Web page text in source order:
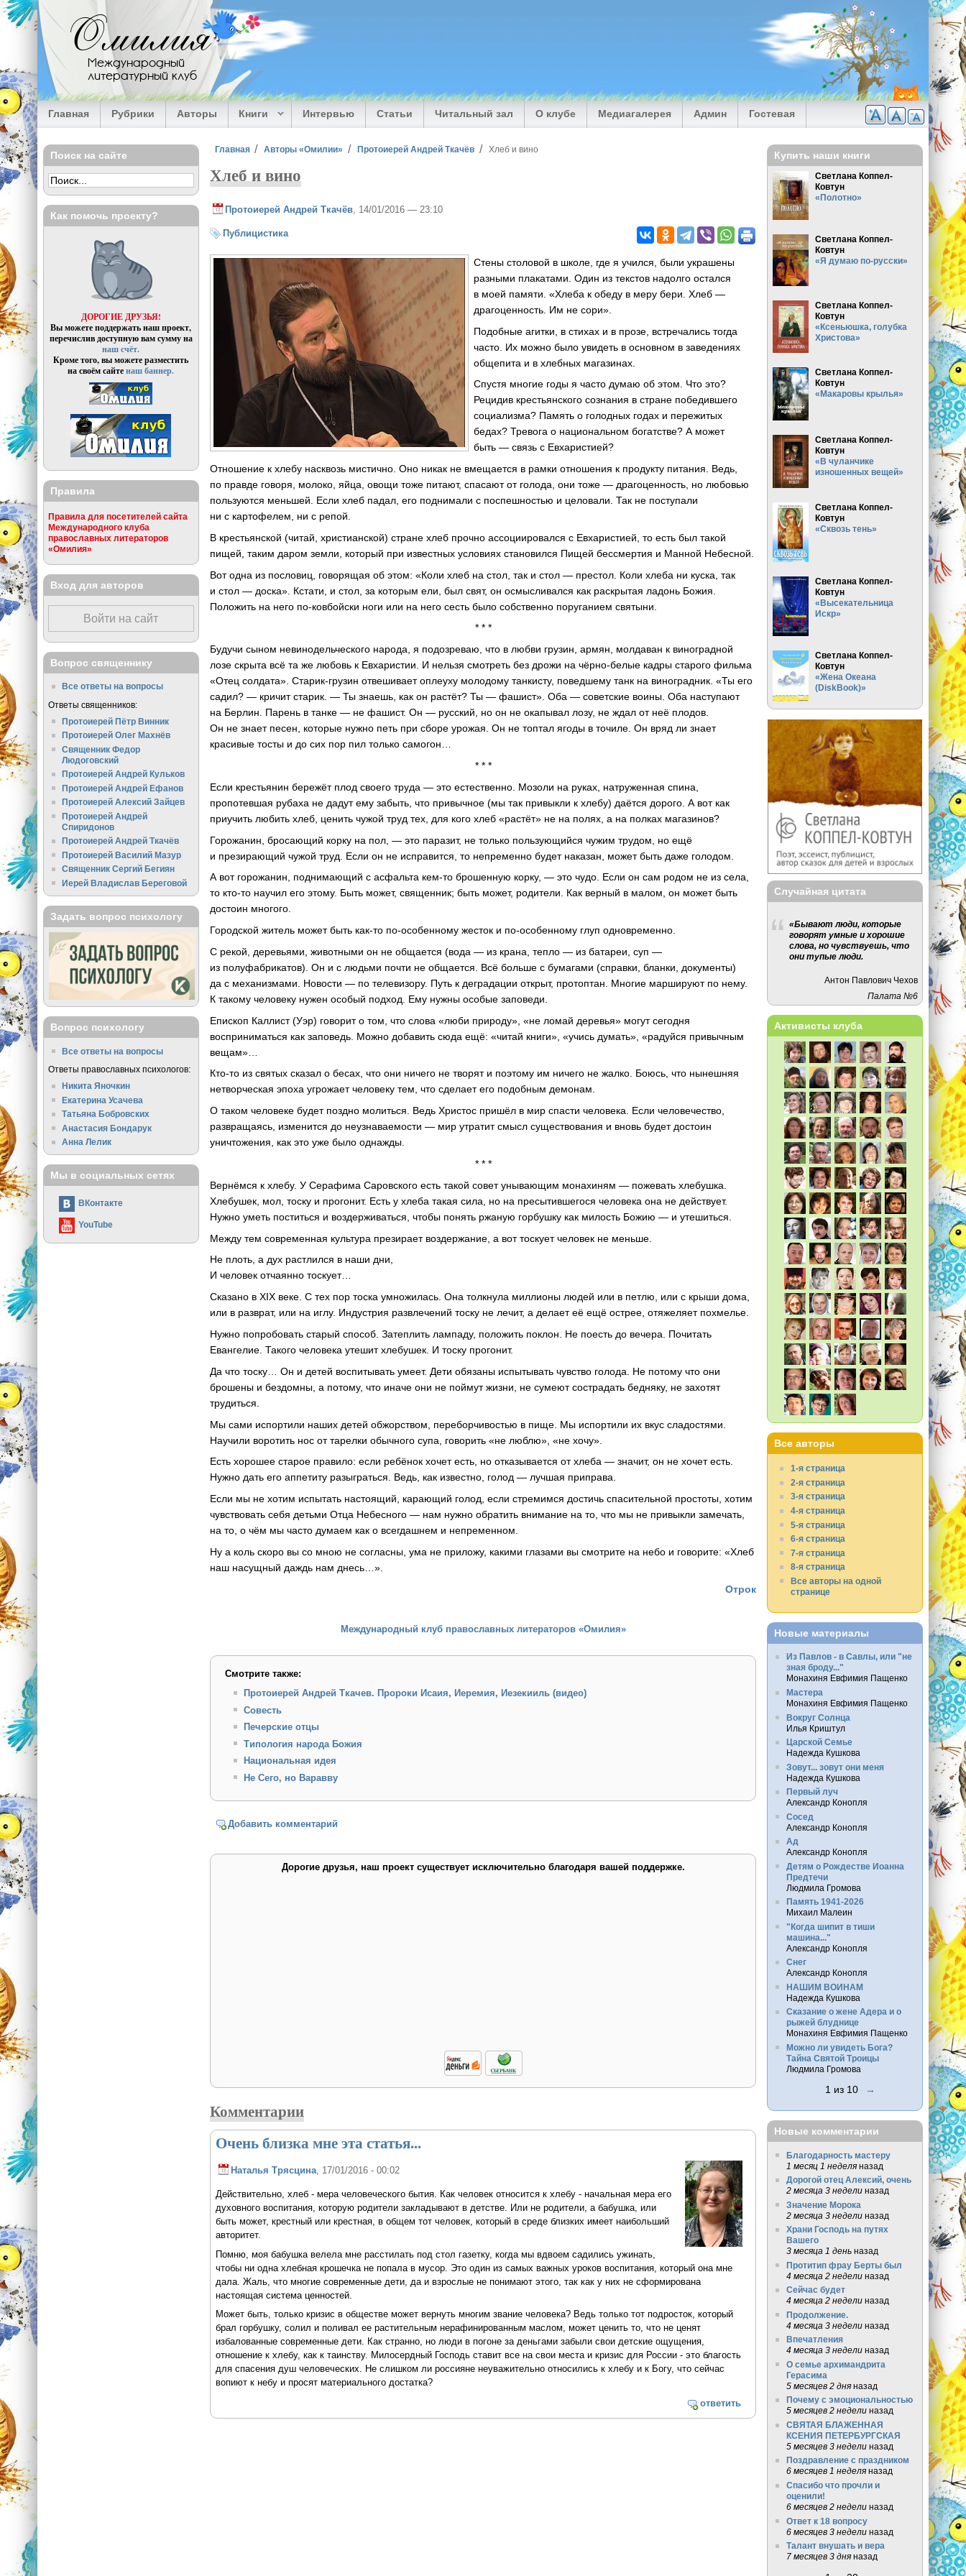
Перейти к основному содержанию
Омилия
Международный
литературный клуб
Главная Рубрики Авторы Книги Интервью Статьи Читальный зал О клубе Медиагалерея Админ Гостевая
Вы здесь
Главная Авторы «Омилии» Протоиерей Андрей Ткачёв Хлеб и вино
Хлеб и вино
Протоиерей Андрей Ткачёв , 14/01/2016 — 23:10
Публицистика
Стены столовой в школе, где я учился, были украшены
разными плакатами. Один из текстов надолго остался
в моей памяти. «Хлеба к обеду в меру бери. Хлеб —
драгоценность. Им не сори».
Подобные агитки, в стихах и в прозе, встречались тогда
часто. Их можно было увидеть в основном в заведениях
общепита и в хлебных магазинах.
Спустя многие годы я часто думаю об этом. Что это?
Рецидив крестьянского сознания в стране победившего
социализма? Память о голодных годах и пережитых
бедах? Тревога о национальном богатстве? А может
быть — связь с Евхаристией?
Отношение к хлебу насквозь мистично. Оно никак не вмещается в рамки отношения к продукту питания. Ведь,
по правде говоря, молоко, яйца, овощи тоже питают, спасают от голода, они тоже — драгоценность, но любовью
пользуются меньшей. Если хлеб падал, его поднимали с поспешностью и целовали. Так не поступали
ни с картофелем, ни с репой.
В крестьянской (читай, христианской) стране хлеб прочно ассоциировался с Евхаристией, то есть был такой
пищей, таким даром земли, который при известных условиях становился Пищей бессмертия и Манной Небесной.
Вот одна из пословиц, говорящая об этом: «Коли хлеб на стол, так и стол — престол. Коли хлеба ни куска, так
и стол — доска». Кстати, и стол, за которым ели, был свят, он осмысливался как раскрытая ладонь Божия.
Положить на него по-ковбойски ноги или на него сесть было собственно поруганием святыни.
* * *
Будучи сыном невинодельческого народа, я подозреваю, что в любви грузин, армян, молдаван к виноградной
лозе скрыта всё та же любовь к Евхаристии. И нельзя смотреть без дрожи на чёрно-белые кадры старого фильма
«Отец солдата». Старик-грузин отвешивает оплеуху молодому танкисту, поведшему танк на виноградник. «Ты его
садил? — кричит старик. — Ты знаешь, как он растёт? Ты — фашист». Оба — советские воины. Оба наступают
на Берлин. Парень в танке — не фашист. Он — русский, но он не окапывал лозу, не ждал от неё плодов.
Он не знает песен, которые нужно петь при сборе урожая. Он не топтал ягоды в точиле. Он вряд ли знает
красивые тосты и до сих пор пил только самогон…
* * *
Если крестьянин бережёт плод своего труда — это естественно. Мозоли на руках, натруженная спина,
пропотевшая рубаха не дадут ему забыть, что привычное (мы так привыкли к хлебу) даётся дорого. А вот как
приучить любить хлеб, ценить чужой труд тех, для кого хлеб «растёт» не на полях, а на полках магазинов?
Горожанин, бросающий корку на пол, — это паразит, не только пользующийся чужим трудом, но ещё
и презирающий чужой труд. Если он не исправится, то непременно будет наказан, может быть даже голодом.
А вот горожанин, поднимающий с асфальта кем-то брошенную корку, — это чудо. Если он сам родом не из села,
то кто-то научил его этому. Быть может, священник; быть может, родители. Как верный в малом, он может быть
достоин многого.
Городской житель может быть как-то по-особенному жесток и по-особенному глуп одновременно.
С рекой, деревьями, животными он не общается (вода — из крана, тепло — из батареи, суп —
из полуфабрикатов). Он и с людьми почти не общается. Всё больше с бумагами (справки, бланки, документы)
да с механизмами. Новости — по телевизору. Путь к деградации открыт, протоптан. Многие маршируют по нему.
К такому человеку нужен особый подход. Ему нужны особые заповеди.
Епископ Каллист (Уэр) говорит о том, что слова «люби природу», «не ломай деревья» могут сегодня
восприниматься как заповедь. Можно добавить сюда ещё: «читай книги», «учись думать», «радуйся привычным
вещам»…
Кто-то из святых сказал о бесах, что они ничего не творят и поэтому им ничего не жалко. Боюсь, что нынешняя
нетворческая эпоха угрожает человеку тем, что сделает его подобным демонам.
О таком человеке будет поздно молиться. Ведь Христос пришёл в мир спасти человека. Если человечество,
развращаясь, изменится до неузнаваемости — мир утратит смысл существования и вновь будет достоин
уничтожения, как это уже было однажды.
* * *
Вернёмся к хлебу. У Серафима Саровского есть такой совет унывающим монахиням — пожевать хлебушка.
Хлебушек, мол, тоску и прогонит. Есть у хлеба такая сила, но на пресытившегося человека она не действует.
Нужно уметь поститься и воздерживаться, чтобы понять ржаную горбушку как милость Божию — и утешиться.
Между тем современная культура презирает воздержание, а вот тоскует человек не меньше.
Не плоть, а дух растлился в наши дни,
И человек отчаянно тоскует…
Сказано в ХIХ веке. С тех пор тоска умножилась. Она толкнула миллионы людей или в петлю, или с крыши дома,
или в разврат, или на иглу. Индустрия развлечений тоску не лечит, а делает её ещё острее, отяжеляет похмелье.
Нужно попробовать старый способ. Затеплить лампаду, положить поклон. Не поесть до вечера. Почитать
Евангелие. Такого человека утешит хлебушек. И тоску прогонит.
Да что тоску… Он и детей воспитывать умеет. Дети обязаны испытывать чувство голода. Не потому что они
брошены и бездомны, а потому, что иначе они не поймут жизни, не сумеют сострадать бедняку, не захотят
трудиться.
Мы сами испортили наших детей обжорством, переборчивостью в пище. Мы испортили их вкус сладостями.
Научили воротить нос от тарелки обычного супа, говорить «не люблю», «не хочу».
Есть хорошее старое правило: если ребёнок хочет есть, но отказывается от хлеба — значит, он не хочет есть.
Нужно дать его аппетиту разыграться. Ведь, как известно, голод — лучшая приправа.
Если мы не хотим испытать настоящий, карающий голод, если стремимся достичь спасительной простоты, хотим
чувствовать себя детьми Отца Небесного — нам нужно обратить внимание на то, что мы не привыкли замечать,
на то, о чём мы часто думаем как о всегдашнем и непременном.
Ну а коль скоро вы со мною не согласны, ума не приложу, какими глазами вы смотрите на небо и говорите: «Хлеб
наш насущный даждь нам днесь…».
Отрок
Международный клуб православных литераторов «Омилия»
Смотрите также:
Протоиерей Андрей Ткачев. Пророки Исаия, Иеремия, Иезекииль (видео)
Совесть
Печерские отцы
Типология народа Божия
Национальная идея
Не Сего, но Варавву
Добавить комментарий
Дорогие друзья, наш проект существует исключительно благодаря вашей поддержке.
Комментарии
Очень близка мне эта статья...
Наталья Трясцина, 17/01/2016 - 00:02
Действительно, хлеб - мера человеческого бытия. Как человек относится к хлебу - начальная мера его
духовного воспитания, которую родители закладывают в детстве. Или не родители, а бабушка, или
быть может, крестный или крестная, в общем тот человек, который в среде близких имеет наибольший
авторитет.
Помню, моя бабушка велела мне расстилать под стол газетку, когда мы вдвоем садились ужинать,
чтобы ни одна хлебная крошечка не попала в мусор. Это один из самых важных уроков воспитания, который она мне
дала. Жаль, что многие современные дети, да и взрослые не понимают этого, так как у них не сформирована
настоящая система ценностей.
Может быть, только кризис в обществе может вернуть многим звание человека? Ведь только тот подросток, который
брал горбушку, солил и поливал ее растительным нерафинированным маслом, может ценить то, что не ценят
избалованные современные дети. Как странно, но люди в погоне за деньгами забыли свои детские ощущения,
отношение к хлебу, как к таинству. Милосердный Господь ставит все на свои места и кризис для России - это благость
для спасения душ человеческих. Не слишком ли россияне неуважительно относились к хлебу и к Богу, что сейчас
вопиют к небу и просят материального достатка?
ответить
Поиск на сайте
Как помочь проекту?
ДОРОГИЕ ДРУЗЬЯ!
Вы можете поддержать наш проект,
перечислив доступную вам сумму на
наш счёт.
Кроме того, вы можете разместить
на своём сайтенаш баннер.
Правила
Правила для посетителей сайта
Международного клуба
православных литераторов
«Омилия»
Вход для авторов
Войти на сайт
Вопрос священнику
Все ответы на вопросы
Ответы священников:
Протоиерей Пётр Винник
Протоиерей Олег Махнёв
Священник Федор
Людоговский
Протоиерей Андрей Кульков
Протоиерей Андрей Ефанов
Протоиерей Алексий Зайцев
Протоиерей Андрей
Спиридонов
Протоиерей Андрей Ткачёв
Протоиерей Василий Мазур
Священник Сергий Бегиян
Иерей Владислав Береговой
Задать вопрос психологу
Вопрос психологу
Все ответы на вопросы
Ответы православных психологов:
Никита Яночкин
Екатерина Усачева
Татьяна Бобровских
Анастасия Бондарук
Анна Лелик
Мы в социальных сетях
ВКонтакте
YouTube
Купить наши книги
Светлана Коппел-
Ковтун
«Полотно»
Светлана Коппел-
Ковтун
«Я думаю по-русски»
Светлана Коппел-
Ковтун
«Ксеньюшка, голубка
Христова»
Светлана Коппел-
Ковтун
«Макаровы крылья»
Светлана Коппел-
Ковтун
«В чуланчике
изношенных вещей»
Светлана Коппел-
Ковтун
«Сквозь тень»
Светлана Коппел-
Ковтун
«Высекательница
Искр»
Светлана Коппел-
Ковтун
«Жена Океана
(DiskBook)»
Случайная цитата
«Бывают люди, которые
говорят умные и хорошие
слова, но чувствуешь, что
они тупые люди.
Антон Павлович Чехов
Палата №6
Активисты клуба
Все авторы
1-я страница
2-я страница
3-я страница
4-я страница
5-я страница
6-я страница
7-я страница
8-я страница
Все авторы на одной
странице
Новые материалы
Из Павлов - в Савлы, или "не
зная броду..."
Монахиня Евфимия Пащенко
Мастера
Монахиня Евфимия Пащенко
Вокруг Солнца
Илья Криштул
Царской Семье
Надежда Кушкова
Зовут... зовут они меня
Надежда Кушкова
Первый луч
Александр Конопля
Сосед
Александр Конопля
Ад
Александр Конопля
Детям о Рождестве Иоанна
Предтечи
Людмила Громова
Память 1941-2026
Михаил Малеин
"Когда шипит в тиши
машина..."
Александр Конопля
Снег
Александр Конопля
НАШИМ ВОИНАМ
Надежда Кушкова
Сказание о жене Адера и о
рыжей блуднице
Монахиня Евфимия Пащенко
Можно ли увидеть Бога?
Тайна Святой Троицы
Людмила Громова
1 из 10 →
Новые комментарии
Благодарность мастеру
1 месяц 1 неделяназад
Дорогой отец Алексий, очень
2 месяца 3 неделиназад
Значение Морока
2 месяца 3 неделиназад
Храни Господь на путях
Вашего
3 месяца 1 деньназад
Протитип фрау Берты был
4 месяца 2 неделиназад
Сейчас будет
4 месяца 2 неделиназад
Продолжение.
4 месяца 3 неделиназад
Впечатления
4 месяца 3 неделиназад
О семье архимандрита
Герасима
5 месяцев 2 дняназад
Почему с эмоциональностью
5 месяцев 2 неделиназад
СВЯТАЯ БЛАЖЕННАЯ
КСЕНИЯ ПЕТЕРБУРГСКАЯ
5 месяцев 3 неделиназад
Поздравление с праздником
6 месяцев 1 неделяназад
Спасибо что прочли и
оценили!
6 месяцев 2 неделиназад
Ответ к 18 вопросу
6 месяцев 3 неделиназад
Талант внушать и вера
7 месяцев 3 дняназад